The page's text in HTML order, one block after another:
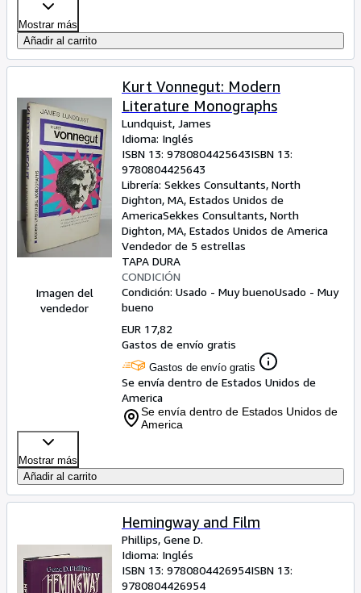
Mostrar más
Añadir al carrito
Imagen del
vendedor
Kurt Vonnegut: Modern
Literature Monographs
Lundquist, James
Idioma: Inglés
ISBN 13: 9780804425643ISBN 13:
9780804425643
Librería: Sekkes Consultants, North
Dighton, MA, Estados Unidos de
AmericaSekkes Consultants, North
Dighton, MA, Estados Unidos de America
Vendedor de 5 estrellas
TAPA DURA
CONDICIÓN
Condición: Usado - Muy buenoUsado - Muy
bueno
EUR 17,82
Gastos de envío gratis
Gastos de envío gratis
Se envía dentro de Estados Unidos de
America
Se envía dentro de Estados Unidos de
America
Mostrar más
Añadir al carrito
Hemingway and Film
Phillips, Gene D.
Idioma: Inglés
ISBN 13: 9780804426954ISBN 13:
9780804426954